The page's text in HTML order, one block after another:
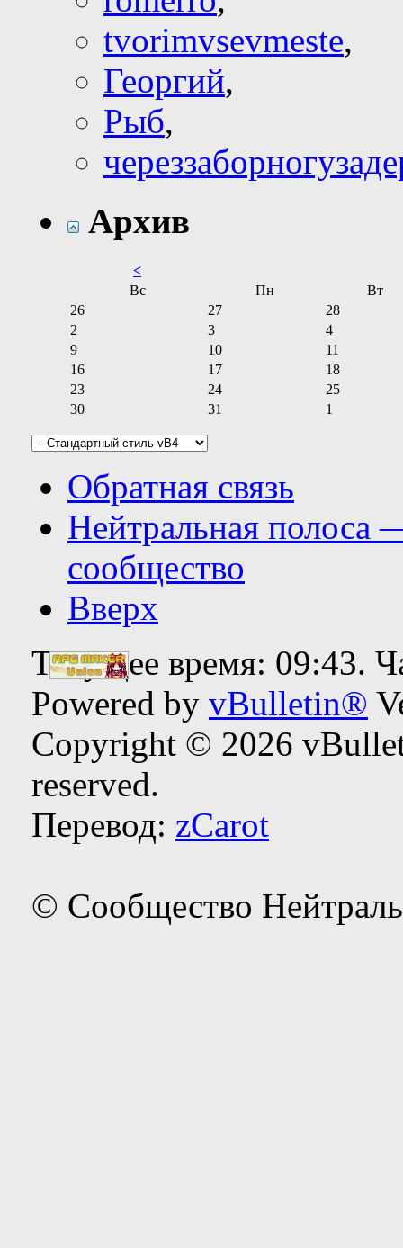
tvorimvsevmeste,
Георгий,
Рыб,
Архив
<
Вс
Пн
Вт
26
27
28
2
3
4
9
10
11
16
17
18
23
24
25
30
31 1
Обратная связь
Нейтральная полоса
сообщество
Вверх
Текущее время: 09:43.
Powered by vBulletin®
Copyright © 2026
reserved.
Перевод: zCarot
© Сообщество